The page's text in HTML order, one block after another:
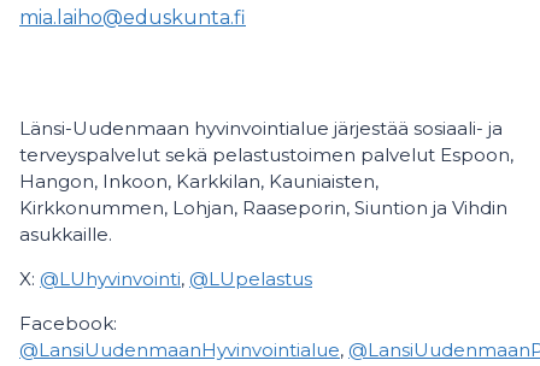
mia.laiho@eduskunta.fi
Länsi-Uudenmaan hyvinvointialue järjestää sosiaali- ja
terveyspalvelut sekä pelastustoimen palvelut Espoon,
Hangon, Inkoon, Karkkilan, Kauniaisten,
Kirkkonummen, Lohjan, Raaseporin, Siuntion ja Vihdin
asukkaille.
X: @LUhyvinvointi, @LUpelastus
Facebook:
@LansiUudenmaanHyvinvointialue,